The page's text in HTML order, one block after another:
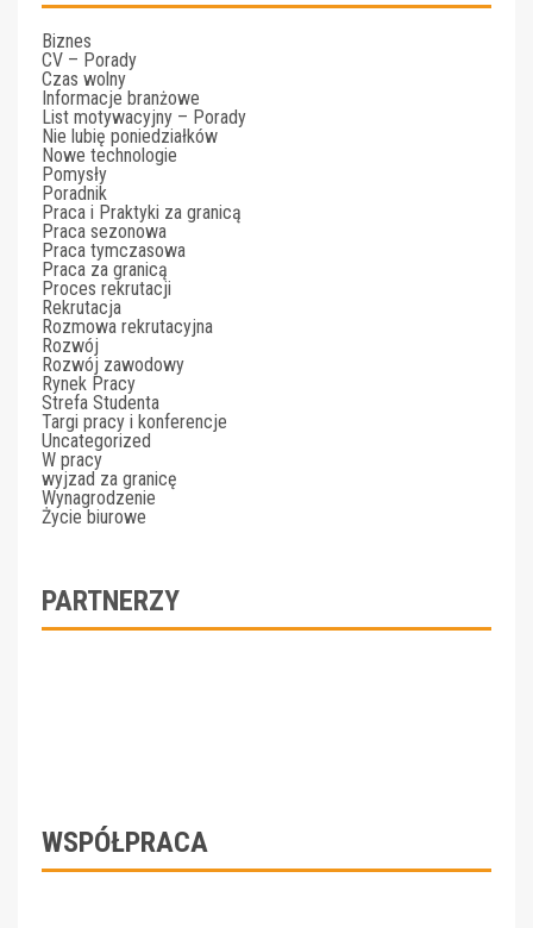
Biznes
CV – Porady
Czas wolny
Informacje branżowe
List motywacyjny – Porady
Nie lubię poniedziałków
Nowe technologie
Pomysły
Poradnik
Praca i Praktyki za granicą
Praca sezonowa
Praca tymczasowa
Praca za granicą
Proces rekrutacji
Rekrutacja
Rozmowa rekrutacyjna
Rozwój
Rozwój zawodowy
Rynek Pracy
Strefa Studenta
Targi pracy i konferencje
Uncategorized
W pracy
wyjzad za granicę
Wynagrodzenie
Życie biurowe
PARTNERZY
WSPÓŁPRACA